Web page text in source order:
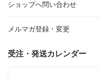
ショップへ問い合わせ
メルマガ登録・変更
受注・発送カレンダー